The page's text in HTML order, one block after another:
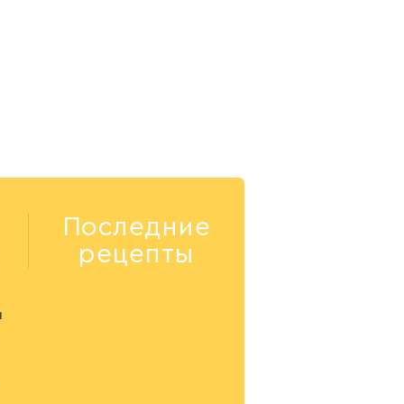
Последние
рецепты